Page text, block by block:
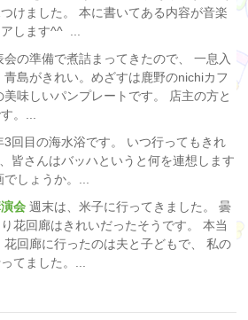
けました。 本に書いてある内容が音楽
します^^ ...
会の準備で煮詰まってきたので、 一息入
島がきれい。めざすは鹿野のnichiカフ
美味しいパンプレートです。 店主の方と
。...
3回目の海水浴です。 いつ行ってもきれ
皆さんはバッハというと何を連想します
しょうか。...
演会週末は、米子に行ってきました。 曇
花回廊はきれいだったそうです。 本当
花回廊に行ったのは夫と子どもで、 私の
てました。...